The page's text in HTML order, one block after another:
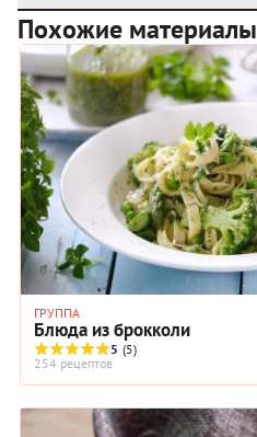
Похожие материалы
ГРУППА
Блюда из брокколи
5 (5)
254 рецептов